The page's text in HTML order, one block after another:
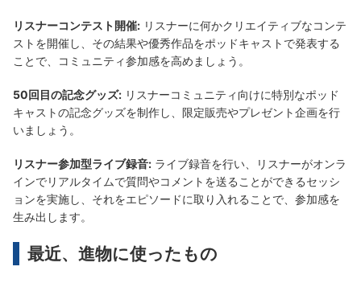
リスナーコンテスト開催:リスナーに何かクリエイティブなコンテ
ストを開催し、その結果や優秀作品をポッドキャストで発表する
ことで、コミュニティ参加感を高めましょう。
50回目の記念グッズ:リスナーコミュニティ向けに特別なポッド
キャストの記念グッズを制作し、限定販売やプレゼント企画を行
いましょう。
リスナー参加型ライブ録音:ライブ録音を行い、リスナーがオンラ
インでリアルタイムで質問やコメントを送ることができるセッシ
ョンを実施し、それをエピソードに取り入れることで、参加感を
生み出します。
最近、進物に使ったもの